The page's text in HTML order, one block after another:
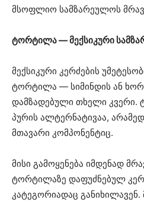
მსოფლიო სამზარეულოს
ტორტილა — მექსიკური
მექსიკური კერძების
ტორტილა — სიმინდის ან
დამზადებული თხელი
პურის ალტერნატივაა,
მთავარი კომპონენტიც.
მისი გამოყენება იმდენად
ტორტილაზე დაფუძნებულ
კატეგორიადაც განიხილავენ.